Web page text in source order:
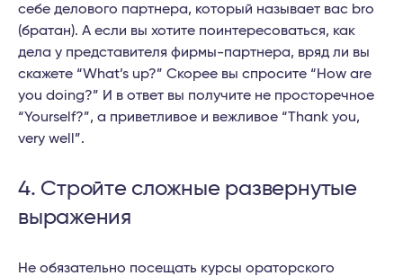
себе делового партнера, который называет вас bro
(братан). А если вы хотите поинтересоваться, как
дела у представителя фирмы-партнера, вряд ли вы
скажете “What’s up?” Скорее вы спросите “How are
you doing?” И в ответ вы получите не просторечное
“Yourself?”, а приветливое и вежливое “Thank you,
very well”.
4. Стройте сложные развернутые
выражения
Не обязательно посещать курсы ораторского